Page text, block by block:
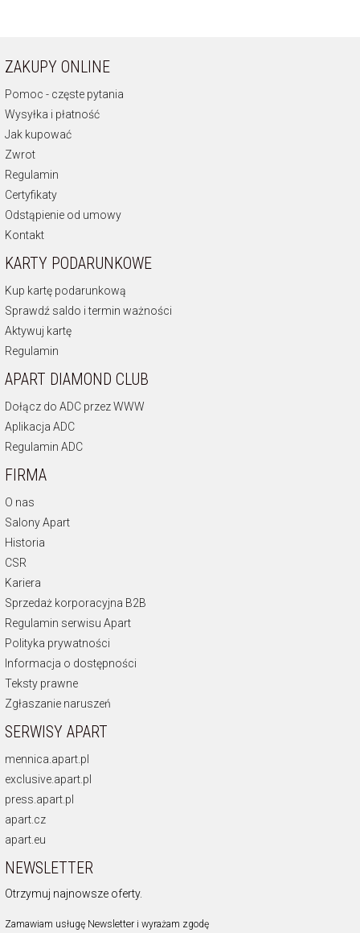
ZAKUPY ONLINE
Pomoc - częste pytania
Wysyłka i płatność
Jak kupować
Zwrot
Regulamin
Certyfikaty
Odstąpienie od umowy
Kontakt
KARTY PODARUNKOWE
Kup kartę podarunkową
Sprawdź saldo i termin ważności
Aktywuj kartę
Regulamin
APART DIAMOND CLUB
Dołącz do ADC przez WWW
Aplikacja ADC
Regulamin ADC
FIRMA
O nas
Salony Apart
Historia
CSR
Kariera
Sprzedaż korporacyjna B2B
Regulamin serwisu Apart
Polityka prywatności
Informacja o dostępności
Teksty prawne
Zgłaszanie naruszeń
SERWISY APART
mennica.apart.pl
exclusive.apart.pl
press.apart.pl
apart.cz
apart.eu
NEWSLETTER
Otrzymuj najnowsze oferty.
Zamawiam usługę Newsletter i wyrażam zgodę